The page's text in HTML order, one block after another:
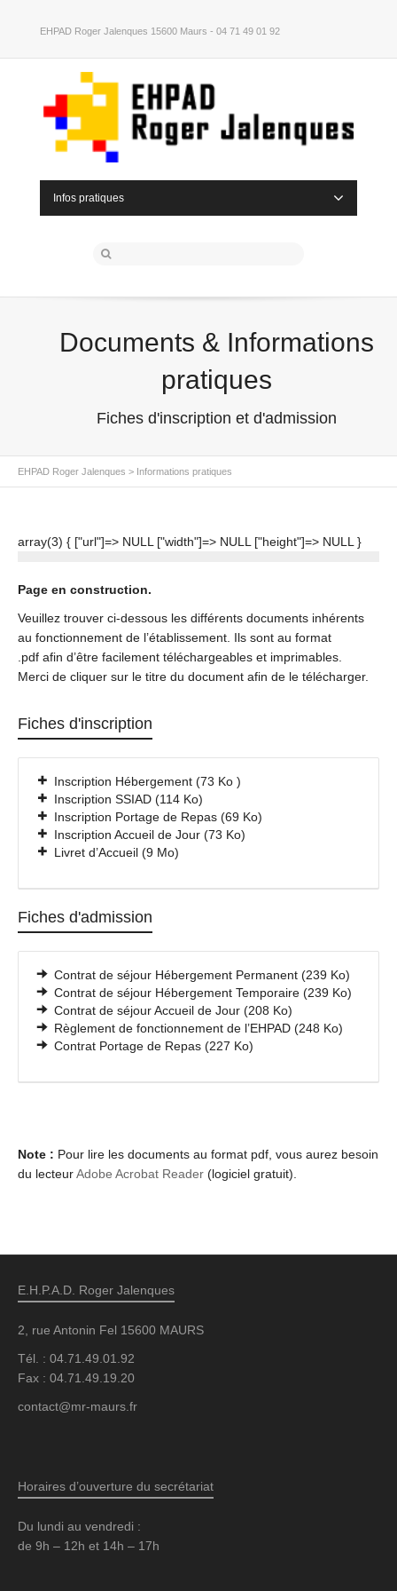
EHPAD Roger Jalenques 15600 Maurs - 04 71 49 01 92
Infos pratiques
Documents & Informations
pratiques
Fiches d'inscription et d'admission
EHPAD Roger Jalenques > Informations pratiques
array(3) { ["url"]=> NULL ["width"]=> NULL ["height"]=> NULL }
Page en construction.
Veuillez trouver ci-dessous les différents documents inhérents
au fonctionnement de l’établissement. Ils sont au format
.pdf afin d’être facilement téléchargeables et imprimables.
Merci de cliquer sur le titre du document afin de le télécharger.
Fiches d'inscription
Inscription Hébergement (73 Ko )
Inscription SSIAD (114 Ko)
Inscription Portage de Repas (69 Ko)
Inscription Accueil de Jour (73 Ko)
Livret d’Accueil (9 Mo)
Fiches d'admission
Contrat de séjour Hébergement Permanent (239 Ko)
Contrat de séjour Hébergement Temporaire (239 Ko)
Contrat de séjour Accueil de Jour (208 Ko)
Règlement de fonctionnement de l’EHPAD (248 Ko)
Contrat Portage de Repas (227 Ko)
Note : Pour lire les documents au format pdf, vous aurez besoin
du lecteurAdobe Acrobat Reader (logiciel gratuit).
E.H.P.A.D. Roger Jalenques
2, rue Antonin Fel 15600 MAURS
Tél. : 04.71.49.01.92
Fax : 04.71.49.19.20
contact@mr-maurs.fr
Horaires d’ouverture du secrétariat
Du lundi au vendredi :
de 9h – 12h et 14h – 17h